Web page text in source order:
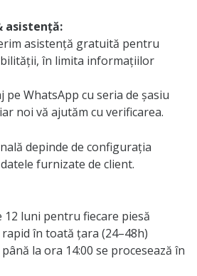
asistență:
asistență gratuită pentru
în limita informațiilor
WhatsApp cu seria de șasiu
noi vă ajutăm cu verificarea.
depinde de configurația
furnizate de client.
luni pentru fiecare piesă
în toată țara (24–48h)
la ora 14:00 se procesează în